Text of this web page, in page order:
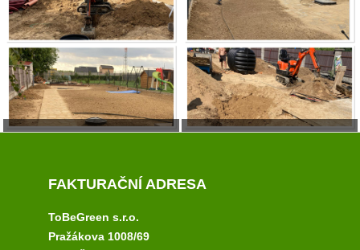
FAKTURAČNÍ ADRESA
ToBeGreen s.r.o.
Pražákova 1008/69